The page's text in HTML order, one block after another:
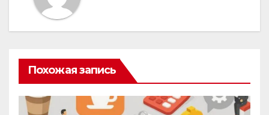
Похожая запись